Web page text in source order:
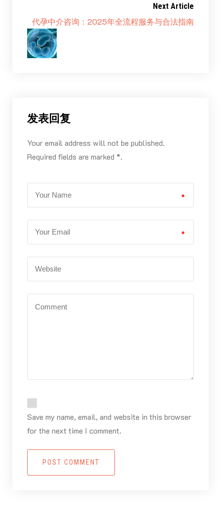
Next Article
代孕中介咨询：2025年全流程服务与合法指南
发表回复
Your email address will not be published.
Required fields are marked *.
*
*
Save my name, email, and website in this browser
for the next time I comment.
POST COMMENT